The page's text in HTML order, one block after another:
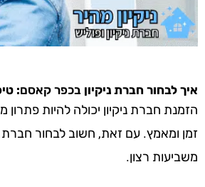
איך לבחור חברת ניקיון בכפר קאסם:
הזמנת חברת ניקיון יכולה להיות
זמן ומאמץ. עם זאת, חשוב לבחור חברת
משביעות רצון.